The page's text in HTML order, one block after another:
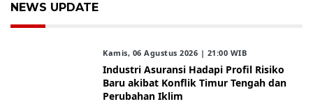
NEWS UPDATE
Kamis, 06 Agustus 2026 | 21:00 WIB
Industri Asuransi Hadapi Profil Risiko
Baru akibat Konflik Timur Tengah dan
Perubahan Iklim